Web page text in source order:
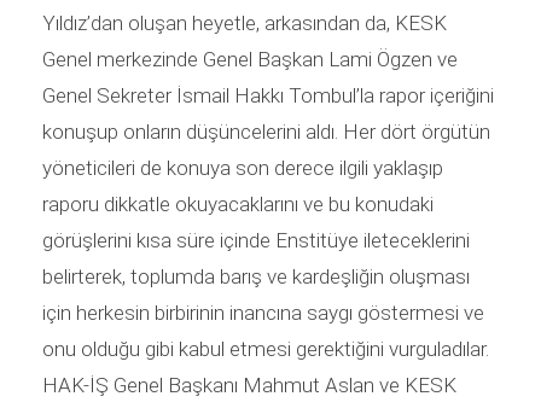
Yıldız’dan oluşan heyetle, arkasından da, KESK
Genel merkezinde Genel Başkan Lami Ögzen ve
Genel Sekreter İsmail Hakkı Tombul’la rapor içeriğini
konuşup onların düşüncelerini aldı. Her dört örgütün
yöneticileri de konuya son derece ilgili yaklaşıp
raporu dikkatle okuyacaklarını ve bu konudaki
görüşlerini kısa süre içinde Enstitüye ileteceklerini
belirterek, toplumda barış ve kardeşliğin oluşması
için herkesin birbirinin inancına saygı göstermesi ve
onu olduğu gibi kabul etmesi gerektiğini vurguladılar.
HAK-İŞ Genel Başkanı Mahmut Aslan ve KESK